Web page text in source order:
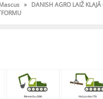
» DANISH AGRO LAIŽ KLAJĀ